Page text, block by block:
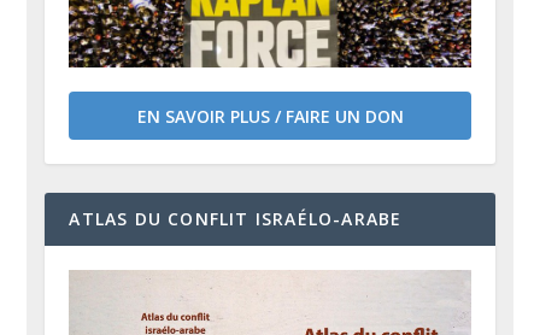
EN SAVOIR PLUS / FAIRE UN DON
ATLAS DU CONFLIT ISRAÉLO-ARABE